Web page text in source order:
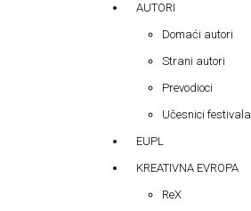
AUTORI
Domaći autori
Strani autori
Prevodioci
Učesnici festivala
EUPL
KREATIVNA EVROPA
ReX